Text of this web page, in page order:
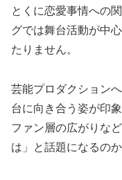
とくに恋愛事情への
グでは舞台活動が中
たりません。
芸能プロダクション
台に向き合う姿が印
ファン層の広がりな
は」と話題になるのか